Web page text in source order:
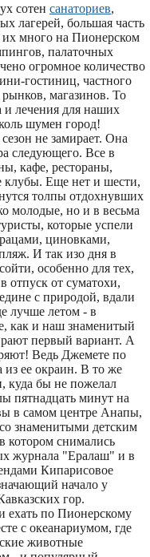
сотен санаториев,
лагерей, большая часть
их много на Пионерском
палаточных
огромное количество
гостиниц, частного
рынков, магазинов. То
и лечения для наших
шумен город!
не замирает. Она
следующего. Все в
кафе, рестораны,
клубы. Еще нет и шести,
толпы отдохнувших
молодые, но и в весьма
которые успели
циновками,
И так изо дня в
особенно для тех,
отпуск от суматохи,
с природой, вдали
лучше летом - в
как и наш знаменитый
первый вариант. А
Ведь Джемете по
из ее окраин. В то же
куда бы не пожелал
пятнадцать минут на
в самом центре Анапы,
знаменитыми детским
котором снимались
журнала "Ералаш" и в
Кипарисовое
начало у
гор.
ехать по Пионерскому
с океанариумом, где
животные